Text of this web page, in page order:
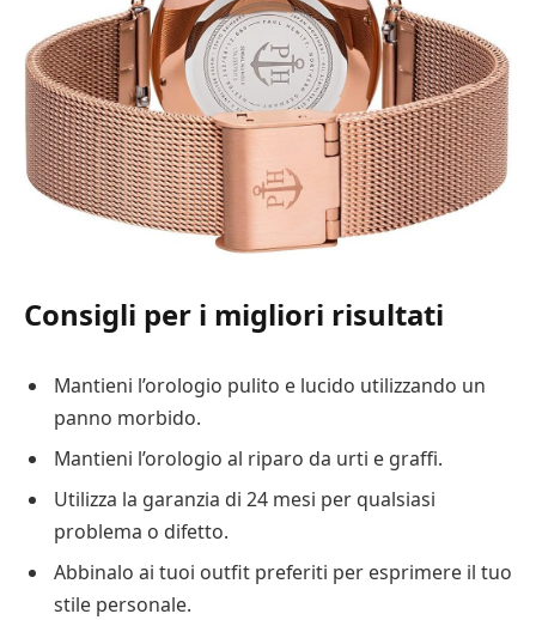
Consigli per i migliori risultati
Mantieni l’orologio pulito e lucido utilizzando un
panno morbido.
Mantieni l’orologio al riparo da urti e graffi.
Utilizza la garanzia di 24 mesi per qualsiasi
problema o difetto.
Abbinalo ai tuoi outfit preferiti per esprimere il tuo
stile personale.